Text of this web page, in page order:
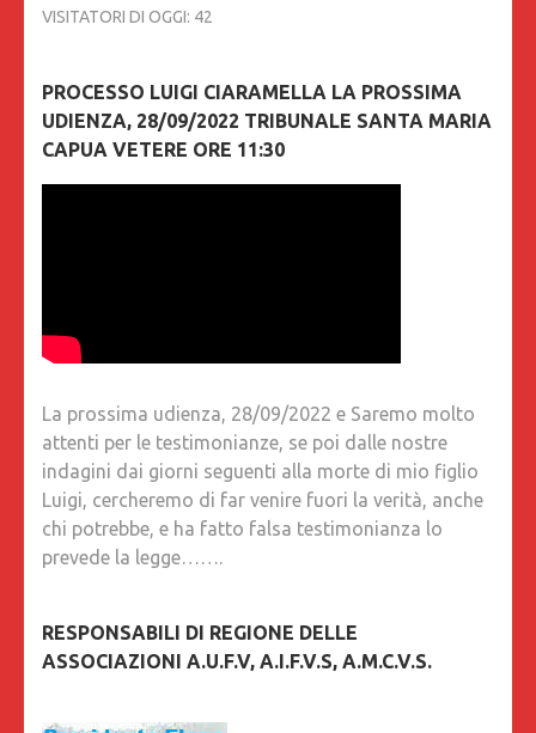
VISITATORI DI OGGI: 42
PROCESSO LUIGI CIARAMELLA LA PROSSIMA
UDIENZA, 28/09/2022 TRIBUNALE SANTA MARIA
CAPUA VETERE ORE 11:30
La prossima udienza, 28/09/2022 e Saremo molto
attenti per le testimonianze, se poi dalle nostre
indagini dai giorni seguenti alla morte di mio figlio
Luigi, cercheremo di far venire fuori la verità, anche
chi potrebbe, e ha fatto falsa testimonianza lo
prevede la legge…….
RESPONSABILI DI REGIONE DELLE
ASSOCIAZIONI A.U.F.V, A.I.F.V.S, A.M.C.V.S.